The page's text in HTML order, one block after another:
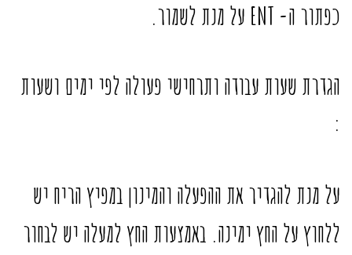
כפתור ה- ENT על מנת לשמור.
הגדרת שעות עבודה ותרחישי פעולה לפי ימים ושעות
:
על מנת להגדיר את ההפעלה והמינון במפיץ הריח יש
ללחוץ על החץ ימינה. באמצעות החץ למעלה יש לבחור